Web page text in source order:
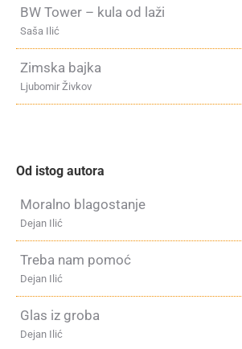
BW Tower – kula od laži
Saša Ilić
Zimska bajka
Ljubomir Živkov
Od istog autora
Moralno blagostanje
Dejan Ilić
Treba nam pomoć
Dejan Ilić
Glas iz groba
Dejan Ilić